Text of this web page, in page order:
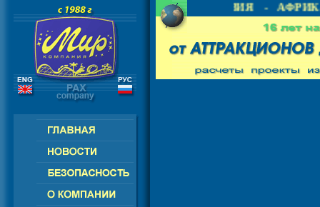
СНГ - ЕВРОПА - АМЕРИКА - АЗИЯ - АФРИКА